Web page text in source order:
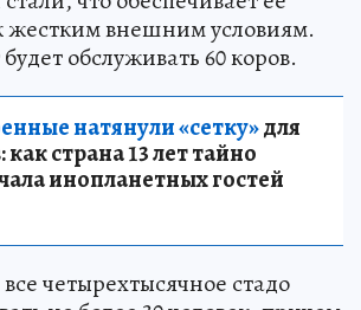
жестким внешним условиям.
обслуживать 60 коров.
натянули «сетку»для
страна 13 лет тайно
инопланетных гостей
четырехтысячное стадо